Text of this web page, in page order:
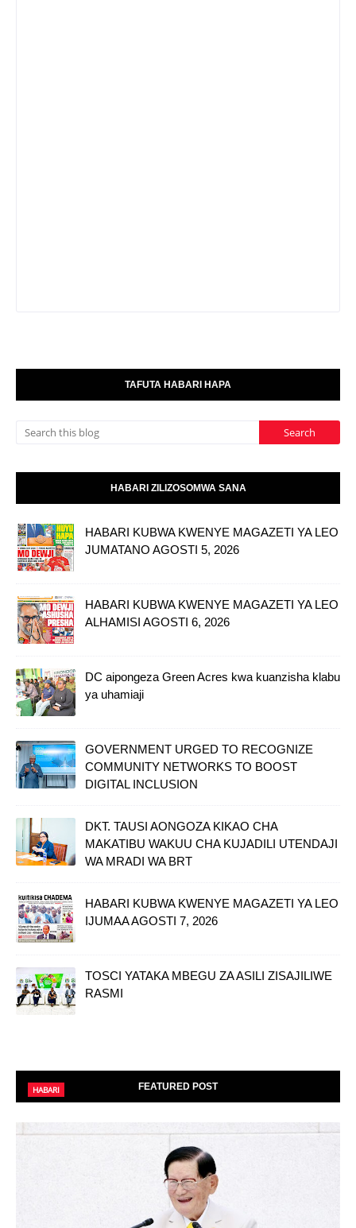
TAFUTA HABARI HAPA
HABARI ZILIZOSOMWA SANA
HABARI KUBWA KWENYE MAGAZETI YA LEO
JUMATANO AGOSTI 5, 2026
HABARI KUBWA KWENYE MAGAZETI YA LEO
ALHAMISI AGOSTI 6, 2026
DC aipongeza Green Acres kwa kuanzisha klabu
ya uhamiaji
GOVERNMENT URGED TO RECOGNIZE
COMMUNITY NETWORKS TO BOOST
DIGITAL INCLUSION
DKT. TAUSI AONGOZA KIKAO CHA
MAKATIBU WAKUU CHA KUJADILI UTENDAJI
WA MRADI WA BRT
HABARI KUBWA KWENYE MAGAZETI YA LEO
IJUMAA AGOSTI 7, 2026
TOSCI YATAKA MBEGU ZA ASILI ZISAJILIWE
RASMI
FEATURED POST
HABARI